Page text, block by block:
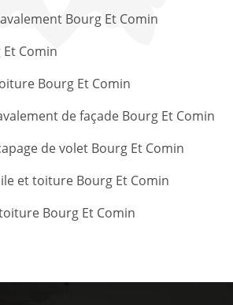
Bourg Et Comin
Comin
Bourg Et Comin
de façade Bourg Et Comin
de volet Bourg Et Comin
et toiture Bourg Et Comin
Bourg Et Comin